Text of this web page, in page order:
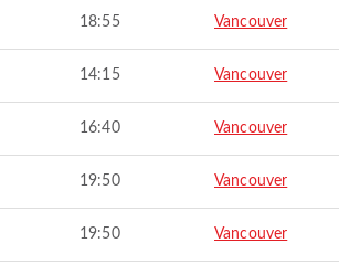
18:55 Vancouver
14:15 Vancouver
16:40 Vancouver
19:50 Vancouver
19:50 Vancouver